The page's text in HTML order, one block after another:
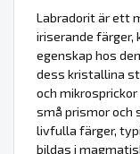
Labradorit är ett
iriserande färger,
egenskap hos
dess kristallina
och
små prismor och
livfulla färger,
bildas i